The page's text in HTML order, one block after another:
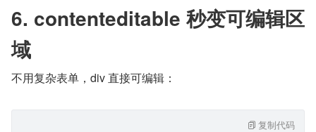
6. contenteditable 秒变可编辑区
域
不用复杂表单，div 直接可编辑：
复制代码